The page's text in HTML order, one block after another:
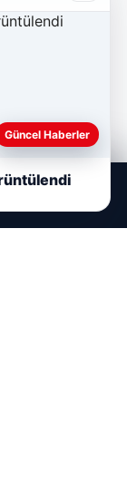
Güncel Haberler